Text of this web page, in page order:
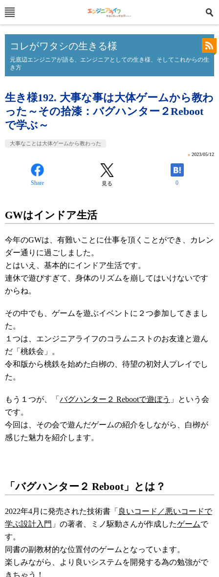
コレがワタシの生きる様
元底辺エンジニアが語る、エンジニアとしての生き様、そしてこれからの生
き方
生き様192. 大事な事は大体ゲームから教わ
った～その拾漆：バグハンター２Reboot
で学ぶ～
大事なことは大体ゲームから教わった
» 2023/05/12
Share 見る 0
GWはインドア生活
今年のGWは、有難いことに仕事を頂くことができ、カレン
ダー通りに過ごしました。
とはいえ、基本的にインドア生活です。
連休で遊びすぎて、身体のリズムを崩してはいけないです
からね。
その中でも、ゲームを遊ぶイベントに２つ参加してきまし
た。
１つは、エンジニアライフのコラムニストのお友達と遊ん
だ「桃鉄会」。
令和版から桃鉄を始めた白栁の、待望の初対人プレイでし
た。
もう１つが、「 バグハンター２ Rebootで遊ぼう 」という会
です。
今回は、その会で遊んだゲームの紹介をしながら、白栁が
感じた魅力を紹介します。
「バグハンター２ Reboot」とは？
2022年4月に発売された技術書「 良いコード／悪いコードで
学ぶ設計入門 」の著者、ミノ駆動さんが作成したゲームで
す。
同書の副教材的な位置付のゲームとなっています。
楽しみながら、より良いシステムを開発する為の勉強がで
きちゃう！